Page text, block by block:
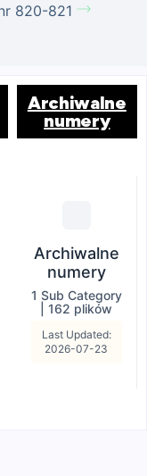
820-821
Archiwalne
numery
Archiwalne
numery
1 Sub Category
162 plików
Last Updated:
2026-07-23